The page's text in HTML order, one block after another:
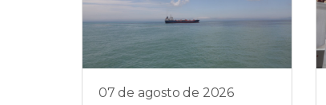
07 de agosto de 2026